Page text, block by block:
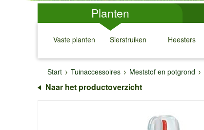
Planten
Vaste planten
↓
Sierstruiken
↓
Heesters
↓
Start
Tuinaccessoires Meststof en potgrond
Naar het productoverzicht